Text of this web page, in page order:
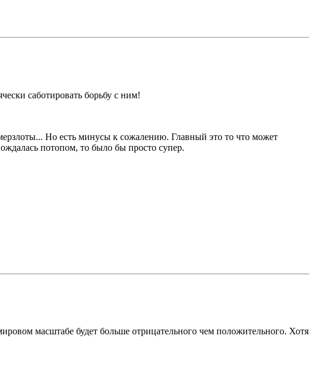
саботировать борьбу с ним!
Но есть минусы к сожалению. Главный это то что может
потопом, то было бы просто супер.
масштабе будет больше отрицательного чем положительного. Хотя